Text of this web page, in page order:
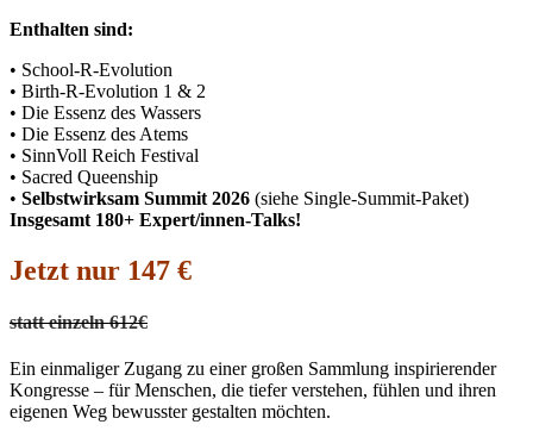
Enthalten sind:
• School-R-Evolution
• Birth-R-Evolution 1 & 2
• Die Essenz des Wassers
• Die Essenz des Atems
• SinnVoll Reich Festival
• Sacred Queenship
• Selbstwirksam Summit 2026 (siehe Single-Summit-Paket)
Insgesamt 180+ Expert/innen-Talks!
Jetzt nur 147 €
statt einzeln 612€
Ein einmaliger Zugang zu einer großen Sammlung inspirierender
Kongresse – für Menschen, die tiefer verstehen, fühlen und ihren
eigenen Weg bewusster gestalten möchten.